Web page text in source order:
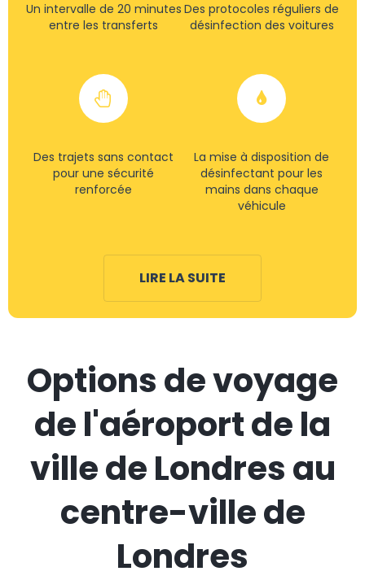
Un intervalle de 20 minutes
entre les transferts
Des protocoles réguliers de
désinfection des voitures
Des trajets sans contact
pour une sécurité
renforcée
La mise à disposition de
désinfectant pour les
mains dans chaque
véhicule
LIRE LA SUITE
Options de voyage
de l'aéroport de la
ville de Londres au
centre-ville de
Londres